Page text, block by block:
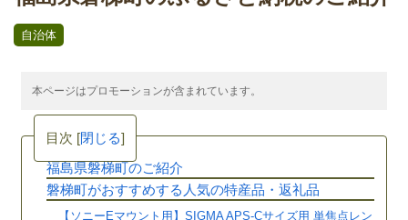
自治体
本ページはプロモーションが含まれています。
目次 [閉じる]
福島県磐梯町のご紹介
磐梯町がおすすめする人気の特産品・返礼品
【ソニーEマウント用】SIGMA APS-Cサイズ用 単焦点レン